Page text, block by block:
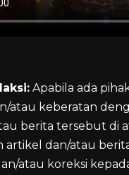
Apabila ada
atau keberatan
berita tersebut di
artikel dan/atau
atau koreksi